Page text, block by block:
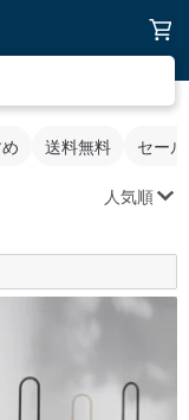
送料無料 セー
人気順